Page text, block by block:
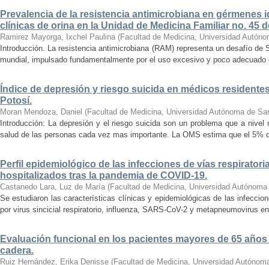
Prevalencia de la resistencia antimicrobiana en gérmenes
clínicas de orina en la Unidad de Medicina Familiar no. 45
Ramirez Mayorga, Ixchel Paulina (Facultad de Medicina, Universidad
Introducción. La resistencia antimicrobiana (RAM) representa un desafío de
mundial, impulsado fundamentalmente por el uso excesivo y poco
Índice de depresión y riesgo suicida en médicos
Potosí.
Moran Mendoza, Daniel (Facultad de Medicina, Universidad Autónoma de
Introducción: La depresión y el riesgo suicida son un problema que a
salud de las personas cada vez mas importante. La OMS estima que el 5%
Perfil epidemiológico de las infecciones de vías
hospitalizados tras la pandemia de COVID-19.
Castanedo Lara, Luz de María (Facultad de Medicina, Universidad
Se estudiaron las características clínicas y epidemiológicas de las
por virus sincicial respiratorio, influenza, SARS-CoV-2 y metapneumovirus
Evaluación funcional en los pacientes mayores de 65
cadera.
Ruiz Hernández, Erika Denisse (Facultad de Medicina, Universidad